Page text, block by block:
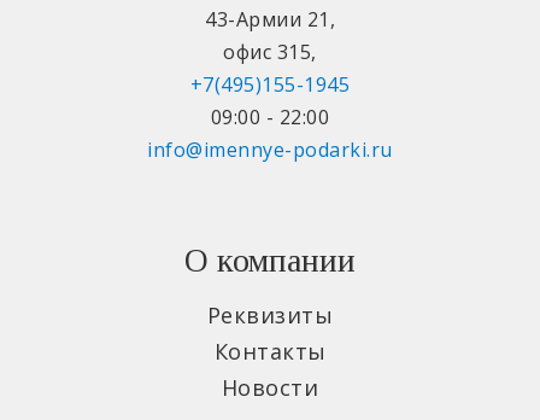
43-Армии 21 ,
офис 315,
+7(495)155-1945
09:00 - 22:00
info@imennye-podarki.ru
О компании
Реквизиты
Контакты
Новости